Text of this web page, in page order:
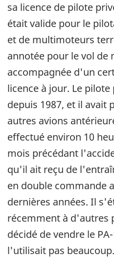
sa licence de pilote
était valide pour le
et de multimoteurs
annotée pour le vol de
accompagnée d'un
licence à jour. Le pilote
depuis 1987, et il avait
autres avions
effectué environ 10
mois précédant
qu'il ait reçu de
en double commande
dernières années. Il
récemment à d'autres
décidé de vendre le
l'utilisait pas